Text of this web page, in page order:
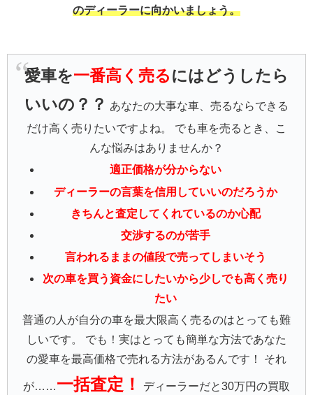
のディーラーに向かいましょう。
愛車を一番高く売るにはどうしたら
いいの？？ あなたの大事な車、売るならできる
だけ高く売りたいですよね。 でも車を売るとき、こ
んな悩みはありませんか？
適正価格が分からない
ディーラーの言葉を信用していいのだろうか
きちんと査定してくれているのか心配
交渉するのが苦手
言われるままの値段で売ってしまいそう
次の車を買う資金にしたいから少しでも高く売り
たい
普通の人が自分の車を最大限高く売るのはとっても難
しいです。 でも！実はとっても簡単な方法であなた
の愛車を最高価格で売れる方法があるんです！ それ
が……一括査定！
ディーラーだと30万円の買取